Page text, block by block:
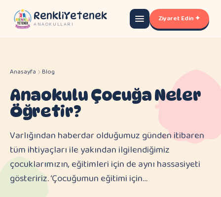
RenkliYetenek
ANAOKULLARI
Ziyaret Edin ✦
Anasayfa Blog
Anaokulu Çocuğa Neler
Öğretir?
Varlığından haberdar olduğumuz günden itibaren
tüm ihtiyaçları ile yakından ilgilendiğimiz
çocuklarımızın, eğitimleri için de aynı hassasiyeti
gösteririz. ‘Çocuğumun eğitimi için…